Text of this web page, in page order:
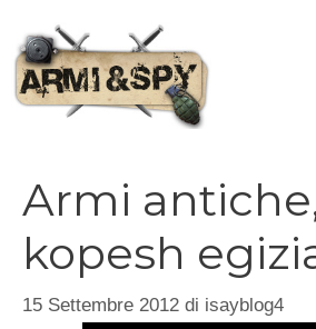
contenuto
Armi
kopesh
15 Settembre 2012 di isayblog4